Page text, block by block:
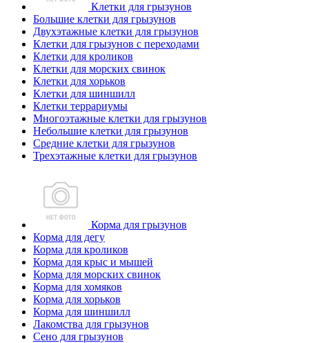
Клетки для грызунов
Большие клетки для грызунов
Двухэтажные клетки для грызунов
Клетки для грызунов с переходами
Клетки для кроликов
Клетки для морских свинок
Клетки для хорьков
Клетки для шиншилл
Клетки террариумы
Многоэтажные клетки для грызунов
Небольшие клетки для грызунов
Средние клетки для грызунов
Трехэтажные клетки для грызунов
Корма для грызунов
Корма для дегу
Корма для кроликов
Корма для крыс и мышей
Корма для морских свинок
Корма для хомяков
Корма для хорьков
Корма для шиншилл
Лакомства для грызунов
Сено для грызунов